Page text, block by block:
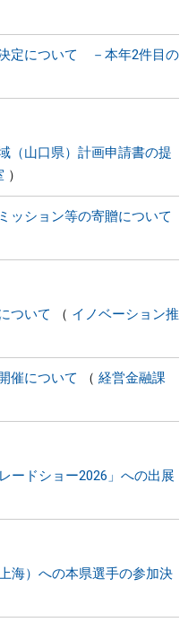
定について －本年2件目の
（山口県）計画申請書の提
ッション等の寄贈について
ついて
イノベーション推
催について 経営金融課
ードショー2026」への出展
海）への本県選手の参加決